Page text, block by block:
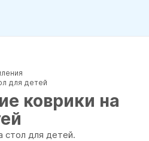
для детей
коврики на
стол для детей.